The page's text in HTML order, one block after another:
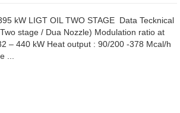
kW LIGT OIL TWO STAGE Data Tecknical
stage / Dua Nozzle) Modulation ratio at
– 440 kW Heat output : 90/200 -378 Mcal/h
...